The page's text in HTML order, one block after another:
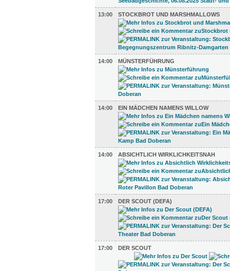
13:00 STOCKBROT UND MARSHMALLOWS
14:00 MÜNSTERFÜHRUNG
14:00 EIN MÄDCHEN NAMENS WILLOW
14:00 ABSICHTLICH WIRKLICHKEITSNAH
17:00 DER SCOUT (DEFA)
17:00 DER SCOUT